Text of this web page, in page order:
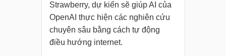
Strawberry, dự kiến sẽ giúp AI của
OpenAI thực hiện các nghiên cứu
chuyên sâu bằng cách tự động
điều hướng internet.